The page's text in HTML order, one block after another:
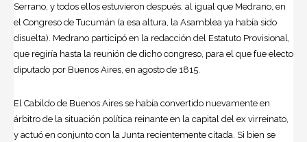
Serrano, y todos ellos estuvieron después, al igual que Medrano, en
el Congreso de Tucumán (a esa altura, la Asamblea ya había sido
disuelta). Medrano participó en la redacción del Estatuto Provisional,
que regiría hasta la reunión de dicho congreso, para el que fue electo
diputado por Buenos Aires, en agosto de 1815.
El Cabildo de Buenos Aires se había convertido nuevamente en
árbitro de la situación política reinante en la capital del ex virreinato,
y actuó en conjunto con la Junta recientemente citada. Si bien se